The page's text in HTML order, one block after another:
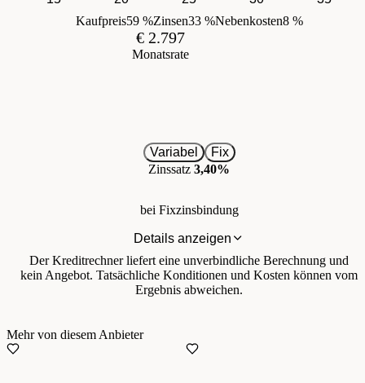
Kaufpreis59 %Zinsen33 %Nebenkosten8 %
€ 2.797
Monatsrate
Variabel
Fix
Zinssatz 3,40%
bei Fixzinsbindung
Details anzeigen
Der Kreditrechner liefert eine unverbindliche Berechnung und
kein Angebot. Tatsächliche Konditionen und Kosten können vom
Ergebnis abweichen.
Mehr von diesem Anbieter